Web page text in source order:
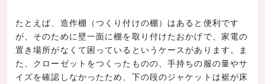
たとえば、造作棚（つくり付けの棚）はあると便利です
が、そのために壁一面に棚を取り付けたおかげで、家電の
置き場所がなくて困っているというケースがあります。ま
た、クローゼットをつくったものの、手持ちの服の量やサ
イズを確認しなかったため、下の段のジャケットは裾が床